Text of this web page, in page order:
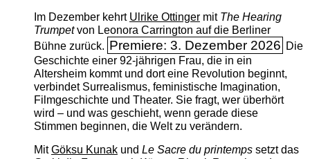
Im Dezember kehrt Ulrike Ottingermit The ­Hearing
Trumpetvon Leonora Carrington auf die Berliner
Bühne zurück. Premiere: 3. Dezember 2026 Die
Geschichte einer 92-jährigen Frau, die in ein
Altersheim kommt und dort eine Revolution beginnt,
verbindet Surrealismus, feministische Imagination,
Filmgeschichte und Theater. Sie fragt, wer überhört
wird – und was geschieht, wenn gerade diese
Stimmen beginnen, die Welt zu verändern.
MitGöksu Kunakund Le Sacre du printempssetzt das